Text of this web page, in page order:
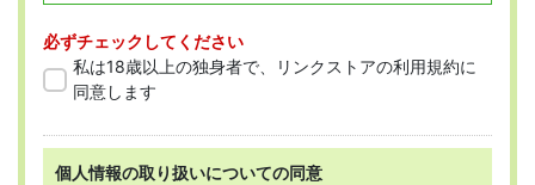
「会員」とは、本規約に従って会員登録
をした人を指します。
必ずチェックしてください
私は18歳以上の独身者で、リンクストアの利用規約に
同意します
個人情報の取り扱いについての同意